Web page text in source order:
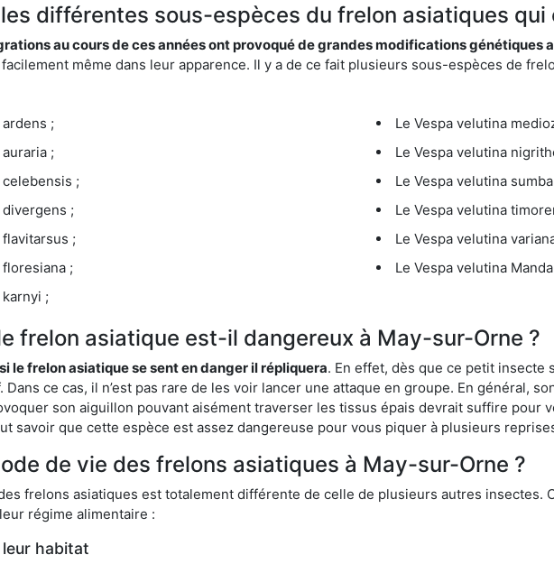
différentes sous-espèces du frelon asiatiques
au cours de ces années ont provoqué de grandes modifications génétiques
même dans leur apparence. Il y a de ce fait plusieurs sous-espèces de
;
;
;
;
;
;
;
Le Vespa velutina
Le Vespa velutina
Le Vespa velutina
Le Vespa velutina
Le Vespa velutina
Le Vespa velutina
frelon asiatique est-il dangereux à May-sur-Orne ?
si le frelon asiatique se sent en danger il répliquera. En effet, dès que ce petit insecte
ce cas, il n’est pas rare de les voir lancer une attaque en groupe. En général,
son aiguillon pouvant aisément traverser les tissus épais devrait suffire pour
savoir que cette espèce est assez dangereuse pour vous piquer à plusieurs
de vie des frelons asiatiques à May-sur-Orne ?
frelons asiatiques est totalement différente de celle de plusieurs autres insectes.
régime alimentaire :
leur habitat